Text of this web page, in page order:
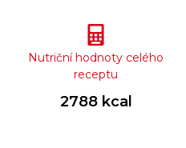
Nutriční hodnoty celého
receptu
2788 kcal